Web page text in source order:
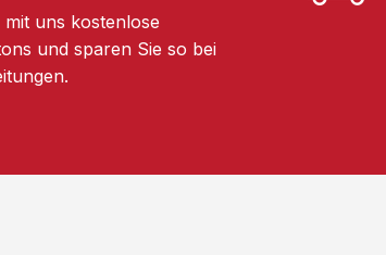
mit uns kostenlose
und sparen Sie so bei